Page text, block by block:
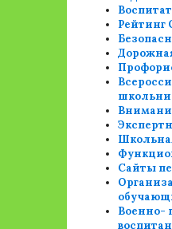
Рейтинг
Сайты
Военно-